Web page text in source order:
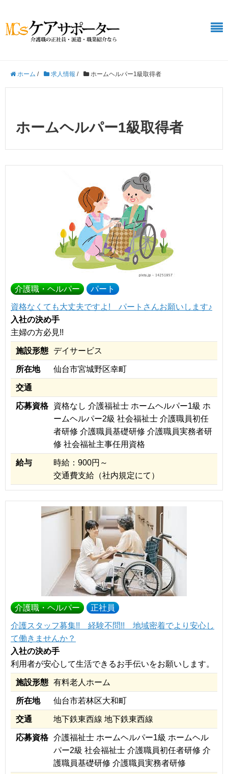
ホーム / 求人情報 / ホームヘルパー1級取得者
ホームヘルパー1級取得者
介護職・ヘルパー パート
資格なくても大丈夫ですよ! パートさんお願いします♪
入社の決め手
主婦の方必見!!
施設形態 デイサービス
所在地 仙台市宮城野区幸町
交通
応募資格
資格なし 介護福祉士 ホームヘルパー1級 ホ
ームヘルパー2級 社会福祉士 介護職員初任
者研修 介護職員基礎研修 介護職員実務者研
修 社会福祉主事任用資格
給与
時給：900円～
交通費支給（社内規定にて）
介護職・ヘルパー 正社員
介護スタッフ募集!! 経験不問!! 地域密着でより安心し
て働きませんか？
入社の決め手
利用者が安心して生活できるお手伝いをお願いします。
施設形態 有料老人ホーム
所在地 仙台市若林区大和町
交通 地下鉄東西線 地下鉄東西線
応募資格 介護福祉士 ホームヘルパー1級 ホームヘル
パー2級 社会福祉士 介護職員初任者研修 介
護職員基礎研修 介護職員実務者研修